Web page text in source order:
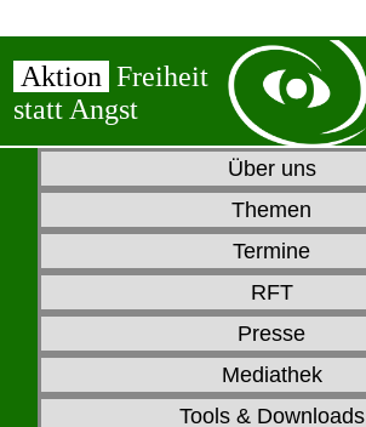
Aktion Freiheit
statt Angst
Über uns
Themen
Termine
RFT
Presse
Mediathek
Tools & Downloads